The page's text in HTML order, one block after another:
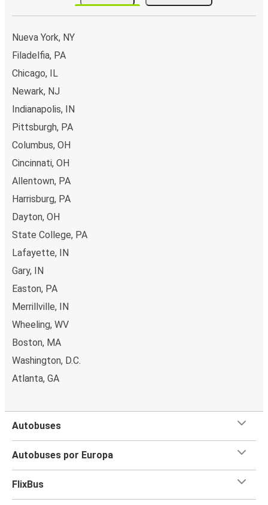
Nueva York, NY
Filadelfia, PA
Chicago, IL
Newark, NJ
Indianapolis, IN
Pittsburgh, PA
Columbus, OH
Cincinnati, OH
Allentown, PA
Harrisburg, PA
Dayton, OH
State College, PA
Lafayette, IN
Gary, IN
Easton, PA
Merrillville, IN
Wheeling, WV
Boston, MA
Washington, D.C.
Atlanta, GA
Autobuses
Autobuses por Europa
FlixBus